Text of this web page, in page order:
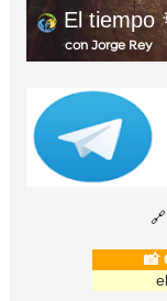
El
con Jorge Rey
🔗
📸